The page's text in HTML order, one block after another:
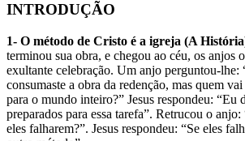
INTRODUÇÃO
1- O método de Cristo é a igreja (A
terminou sua obra, e chegou ao céu, os anjos
exultante celebração. Um anjo perguntou-lhe:
consumaste a obra da redenção, mas quem
para o mundo inteiro?” Jesus respondeu: “Eu
preparados para essa tarefa”. Retrucou o anjo:
eles falharem?”. Jesus respondeu: “Se eles